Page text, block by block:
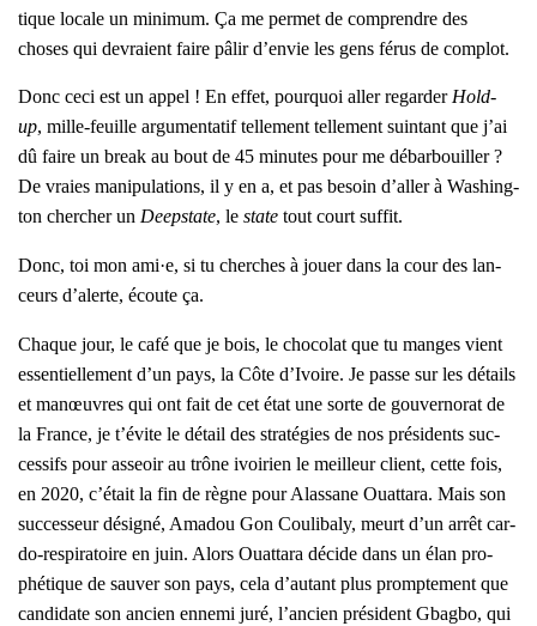
tique locale un mini­mum. Ça me per­met de com­prendre des
choses qui devraient faire pâlir d’envie les gens férus de com­plot.
Donc ceci est un appel ! En effet, pour­quoi aller regar­derHold-
up, mille-feuille argu­men­ta­tif tel­le­ment tel­le­ment suin­tant que j’ai
dû faire un break au bout de 45 minutes pour me débar­bouiller ?
De vraies mani­pu­la­tions, il y en a, et pas besoin d’aller à Washing­
ton cher­cher un Deeps­tate, le state tout court suf­fit.
Donc, toi mon ami·e, si tu cherches à jouer dans la cour des lan­
ceurs d’alerte, écoute ça.
Chaque jour, le café que je bois, le cho­co­lat que tu manges vient
essen­tiel­le­ment d’un pays, la Côte d’Ivoire. Je passe sur les détails
et manœuvres qui ont fait de cet état une sorte de gou­ver­no­rat de
la France, je t’évite le détail des stra­té­gies de nos pré­si­dents suc­
ces­sifs pour asseoir au trône ivoi­rien le meilleur client, cette fois,
en 2020, c’était la fin de règne pour Alas­sane Ouat­ta­ra. Mais son
suc­ces­seur dési­gné, Ama­dou Gon Cou­li­ba­ly, meurt d’un arrêt car­
do-res­pi­ra­toire en juin. Alors Ouat­ta­ra décide dans un élan pro­
phé­tique de sau­ver son pays, cela d’autant plus promp­te­ment que
can­di­date son ancien enne­mi juré, l’ancien pré­sident Gbag­bo, qui